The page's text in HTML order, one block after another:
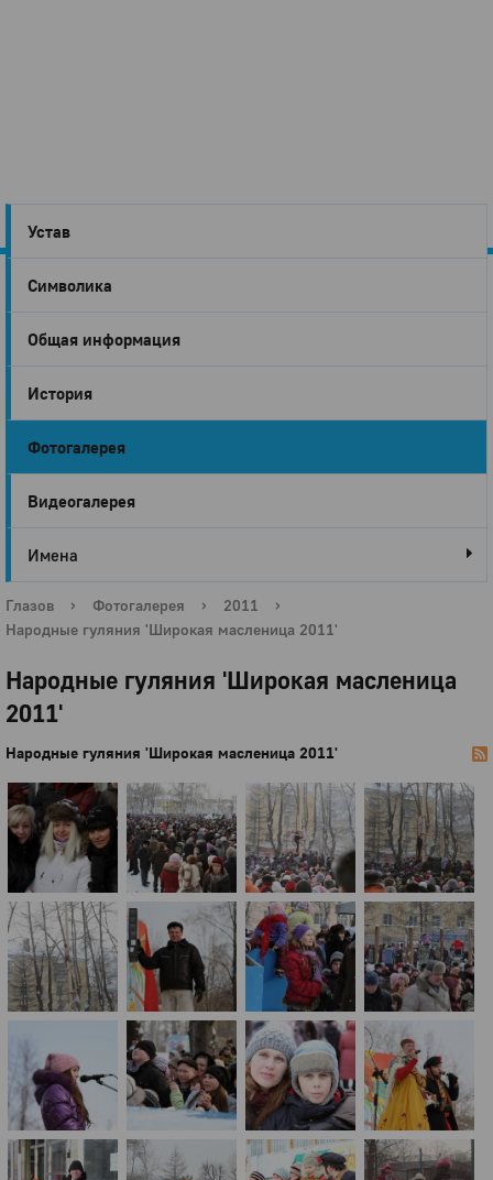
Город
Глазов
Устав
Символика
Общая информация
История
Фотогалерея
Видеогалерея
Имена
Глазов › Фотогалерея › 2011
›
Народные гуляния 'Широкая масленица 2011'
Народные гуляния 'Широкая масленица
2011'
Народные гуляния 'Широкая масленица 2011'